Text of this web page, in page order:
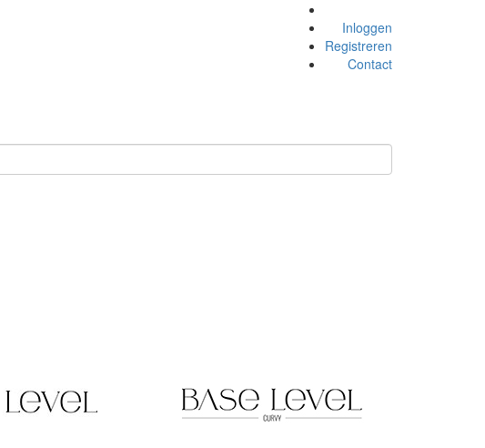
Inloggen
Registreren
Contact